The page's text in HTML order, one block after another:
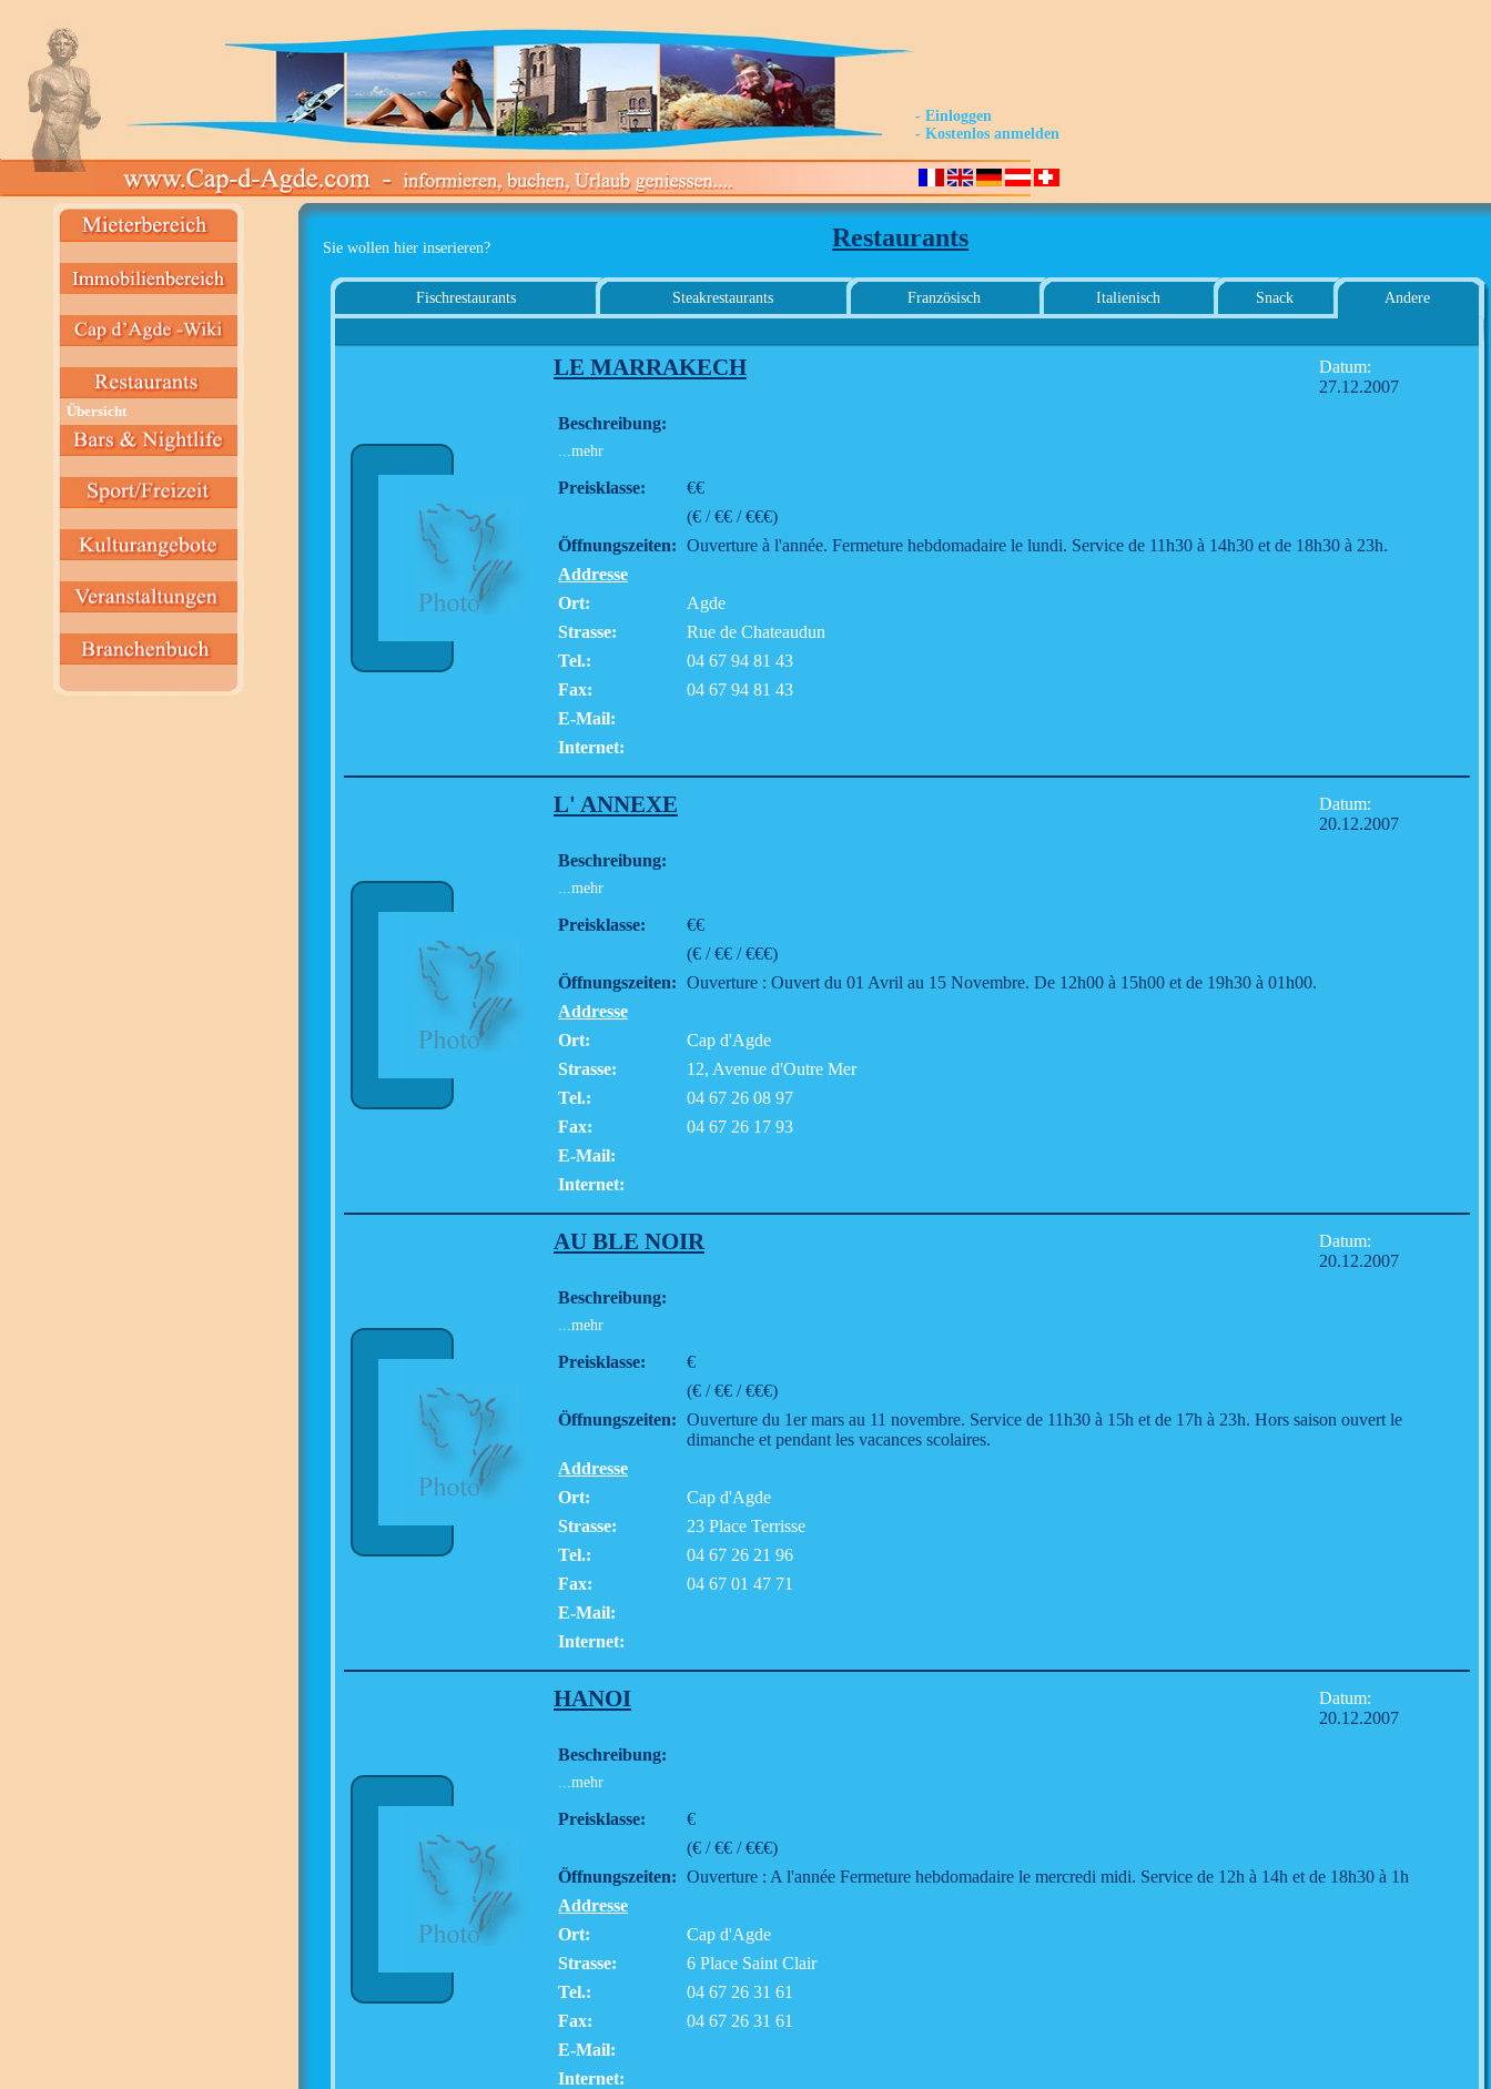
- Einloggen
- Kostenlos anmelden
Übersicht
Sie wollen hier inserieren? Restaurants
Fischrestaurants Steakrestaurants Französisch Italienisch Snack Andere
LE MARRAKECH
Datum:
27.12.2007
Beschreibung:
...mehr
Preisklasse:
€€
(€ / €€ / €€€)
Öffnungszeiten: Ouverture à l'année. Fermeture hebdomadaire le lundi. Service de 11h30 à 14h30 et de 18h30 à 23h.
Addresse
Ort:
Agde
Strasse:
Rue de Chateaudun
Tel.:
04 67 94 81 43
Fax:
04 67 94 81 43
E-Mail:
Internet:
L' ANNEXE
Datum:
20.12.2007
Beschreibung:
...mehr
Preisklasse:
€€
(€ / €€ / €€€)
Öffnungszeiten: Ouverture : Ouvert du 01 Avril au 15 Novembre. De 12h00 à 15h00 et de 19h30 à 01h00.
Addresse
Ort:
Cap d'Agde
Strasse:
12, Avenue d'Outre Mer
Tel.:
04 67 26 08 97
Fax:
04 67 26 17 93
E-Mail:
Internet:
AU BLE NOIR
Datum:
20.12.2007
Beschreibung:
...mehr
Preisklasse:
€
(€ / €€ / €€€)
Öffnungszeiten: Ouverture du 1er mars au 11 novembre. Service de 11h30 à 15h et de 17h à 23h. Hors saison ouvert le
dimanche et pendant les vacances scolaires.
Addresse
Ort:
Cap d'Agde
Strasse:
23 Place Terrisse
Tel.:
04 67 26 21 96
Fax:
04 67 01 47 71
E-Mail:
Internet:
HANOI
Datum:
20.12.2007
Beschreibung:
...mehr
Preisklasse:
€
(€ / €€ / €€€)
Öffnungszeiten: Ouverture : A l'année Fermeture hebdomadaire le mercredi midi. Service de 12h à 14h et de 18h30 à 1h
Addresse
Ort:
Cap d'Agde
Strasse:
6 Place Saint Clair
Tel.:
04 67 26 31 61
Fax:
04 67 26 31 61
E-Mail:
Internet: